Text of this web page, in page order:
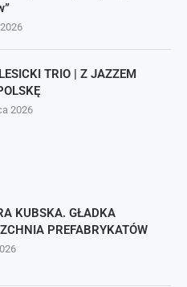
TRIO | Z JAZZEM
2026
KUBSKA. GŁADKA
PREFABRYKATÓW